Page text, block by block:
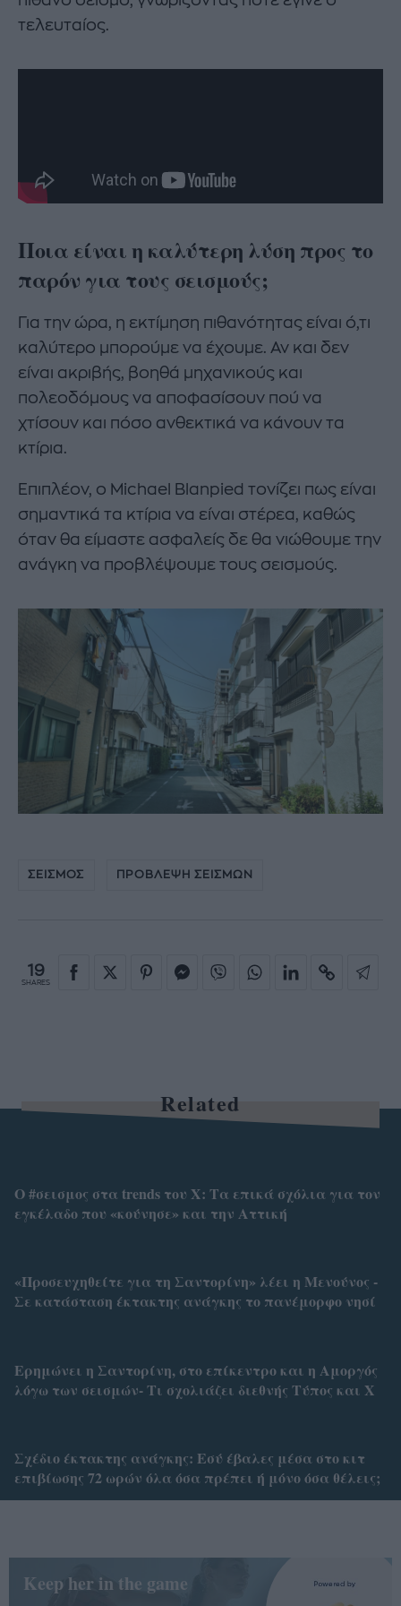
τελευταίος.
Ποια είναι η καλύτερη λύση προς το
παρόν για τους σεισμούς;
Για την ώρα, η εκτίμηση πιθανότητας είναι ό,τι
καλύτερο μπορούμε να έχουμε. Αν και δεν
είναι ακριβής, βοηθά μηχανικούς και
πολεοδόμους να αποφασίσουν πού να
χτίσουν και πόσο ανθεκτικά να κάνουν τα
κτίρια.
Επιπλέον, ο Michael Blanpied τονίζει πως είναι
σημαντικά τα κτίρια να είναι στέρεα, καθώς
όταν θα είμαστε ασφαλείς δε θα νιώθουμε την
ανάγκη να προβλέψουμε τους σεισμούς.
ΣΕΙΣΜΟΣ ΠΡΟΒΛΕΨΗ ΣΕΙΣΜΩΝ
19
SHARES
Related
Ο #σεισμος στα trends του X: Τα επικά σχόλια για τον
εγκέλαδο που «κούνησε» και την Αττική
«Προσευχηθείτε για τη Σαντορίνη» λέει η Μενούνος -
Σε κατάσταση έκτακτης ανάγκης το πανέμορφο νησί
Ερημώνει η Σαντορίνη, στο επίκεντρο και η Αμοργός
λόγω των σεισμών- Τι σχολιάζει διεθνής Τύπος και Χ
Σχέδιο έκτακτης ανάγκης: Εσύ έβαλες μέσα στο κιτ
επιβίωσης 72 ωρών όλα όσα πρέπει ή μόνο όσα θέλεις;
Keep her in the game